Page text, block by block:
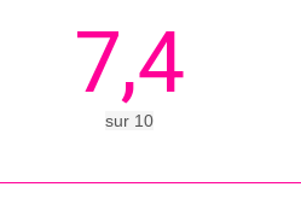
7,4
sur 10